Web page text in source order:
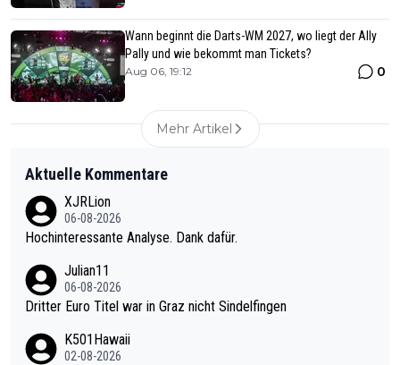
Wann beginnt die Darts-WM 2027, wo liegt der Ally
Pally und wie bekommt man Tickets?
Aug 06, 19:12 0
Mehr Artikel
Aktuelle Kommentare
XJRLion
06-08-2026
Hochinteressante Analyse. Dank dafür.
Julian11
06-08-2026
Dritter Euro Titel war in Graz nicht Sindelfingen
K501Hawaii
02-08-2026